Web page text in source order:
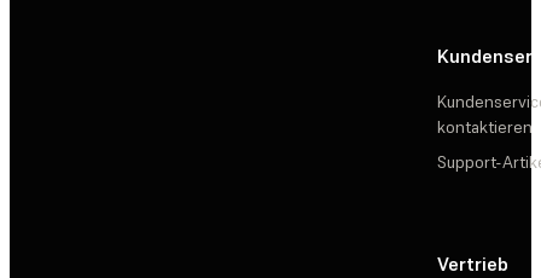
kontaktieren
Support-
Vertrieb